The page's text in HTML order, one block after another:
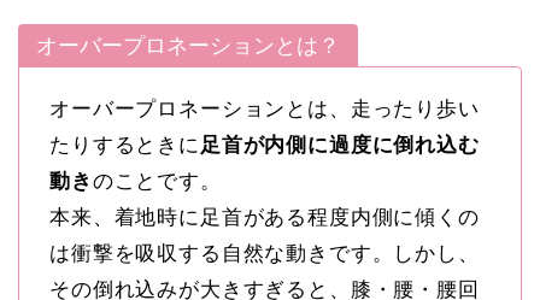
オーバープロネーションとは？
オーバープロネーションとは、走ったり歩い
たりするときに 足首が内側に過度に倒れ込む
動き のことです。
本来、着地時に足首がある程度内側に傾くの
は衝撃を吸収する自然な動きです。しかし、
その倒れ込みが大きすぎると、膝・腰・腰回